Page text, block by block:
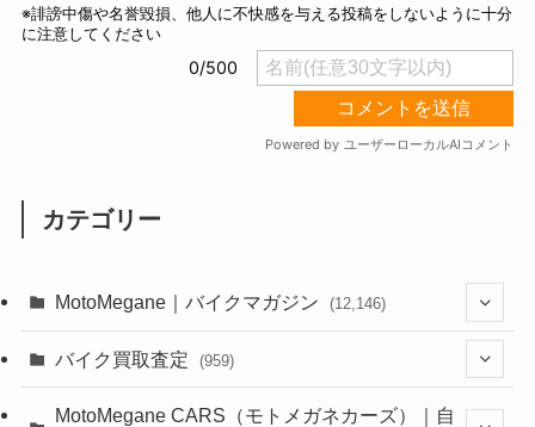
カテゴリー
MotoMegane｜バイクマガジン (12,146)
(44)
バイク買取査定 (959)
(352)
MotoMegane CARS（モトメガネカーズ）｜自